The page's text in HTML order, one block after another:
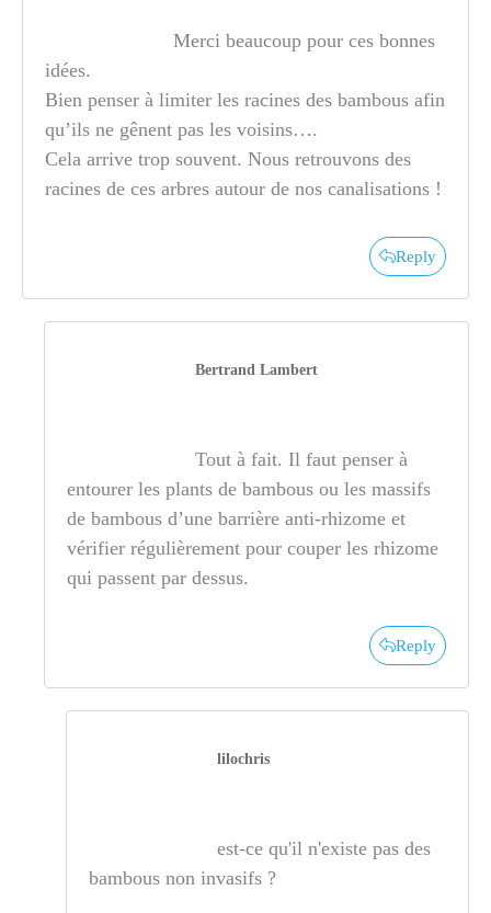
Merci beaucoup pour ces bonnes
idées.
Bien penser à limiter les racines des bambous afin
qu’ils ne gênent pas les voisins….
Cela arrive trop souvent. Nous retrouvons des
racines de ces arbres autour de nos canalisations !
Reply
Bertrand Lambert
Tout à fait. Il faut penser à
entourer les plants de bambous ou les massifs
de bambous d’une barrière anti-rhizome et
vérifier régulièrement pour couper les rhizome
qui passent par dessus.
Reply
lilochris
est-ce qu'il n'existe pas des
bambous non invasifs ?